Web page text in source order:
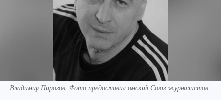
Владимир Пирогов. Фото предоставил омский Союз журналистов